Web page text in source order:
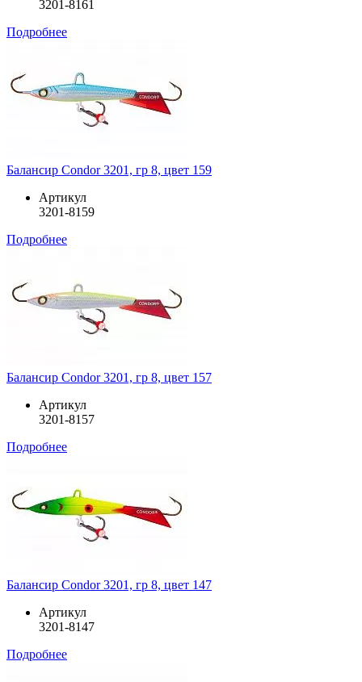
3201-8161
Подробнее
Балансир Condor 3201, гр 8, цвет 159
Артикул
3201-8159
Подробнее
Балансир Condor 3201, гр 8, цвет 157
Артикул
3201-8157
Подробнее
Балансир Condor 3201, гр 8, цвет 147
Артикул
3201-8147
Подробнее